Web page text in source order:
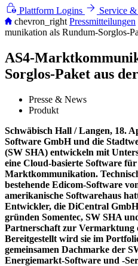
Plattform Logins Service
chevron_right Pressmitteilungen
munikation als Rundum-Sorglos-
AS4-
Sorglos-Paket aus
Presse & News
Produkt
Schwäbisch Hall / Langen, 18.
Software GmbH und die
(SW SHA) entwickeln mit
eine Cloud-basierte Software
Marktkommunikation.
bestehende Edicom-Software
amerikanische Softwarehaus
Entwickler, die DiCentral
gründen Somentec, SW SHA
Partnerschaft zur Vermarktung
Bereitgestellt wird sie im
gemeinsamen Dachmarke der
Energiemarkt-Software und -